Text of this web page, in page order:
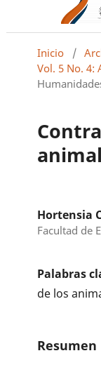
Inicio /
Vol. 5 No. 4:
Hortensia
Facultad de
Palabras
de los
Resumen